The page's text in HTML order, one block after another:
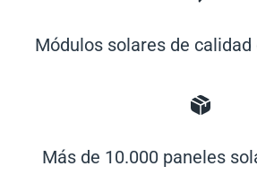
Módulos solares de
Más de 10.000 paneles